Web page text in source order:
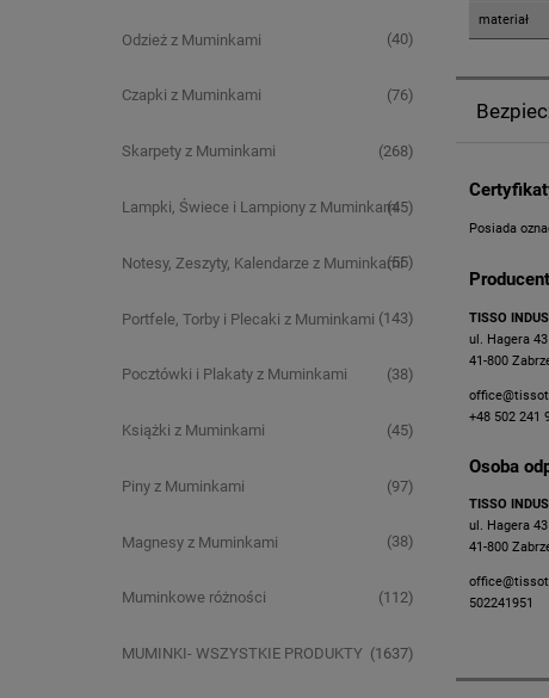
Odzież z Muminkami (40)
Czapki z Muminkami (76)
Skarpety z Muminkami (268)
Lampki, Świece i Lampiony z Muminkami(45)
Notesy, Zeszyty, Kalendarze z Muminkami(55)
Portfele, Torby i Plecaki z Muminkami (143)
Pocztówki i Plakaty z Muminkami (38)
Książki z Muminkami (45)
Piny z Muminkami (97)
Magnesy z Muminkami (38)
Muminkowe różności (112)
MUMINKI- WSZYSTKIE PRODUKTY (1637)
materiał
Posiada
Producent
TISSO
ul. Hagera 43
41-800
+48 502 241
Osoba
TISSO
ul. Hagera 43
41-800
502241951